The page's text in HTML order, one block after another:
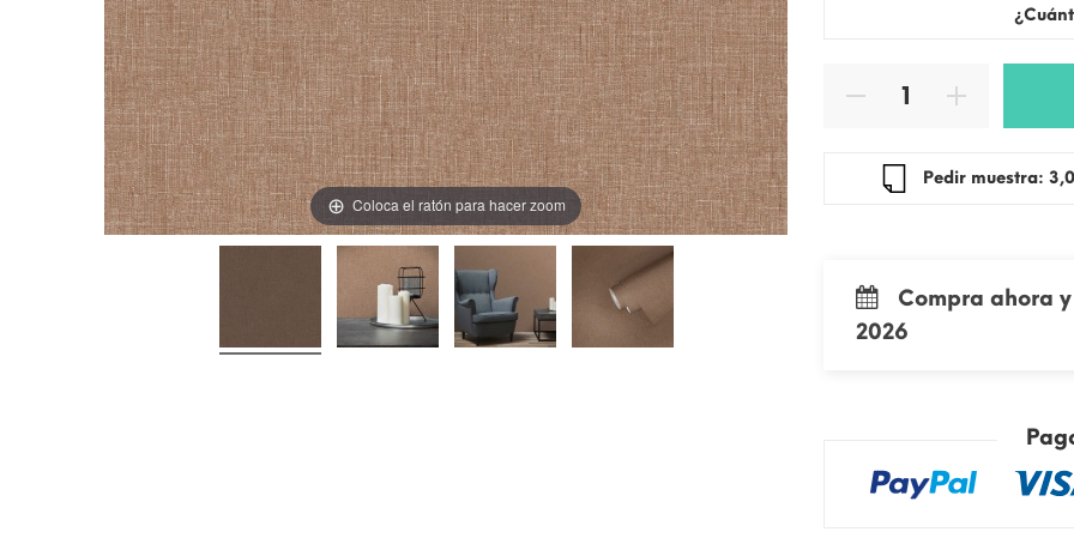
Coloca el ratón para hacer zoom
Pedir
Compra ahora
2026